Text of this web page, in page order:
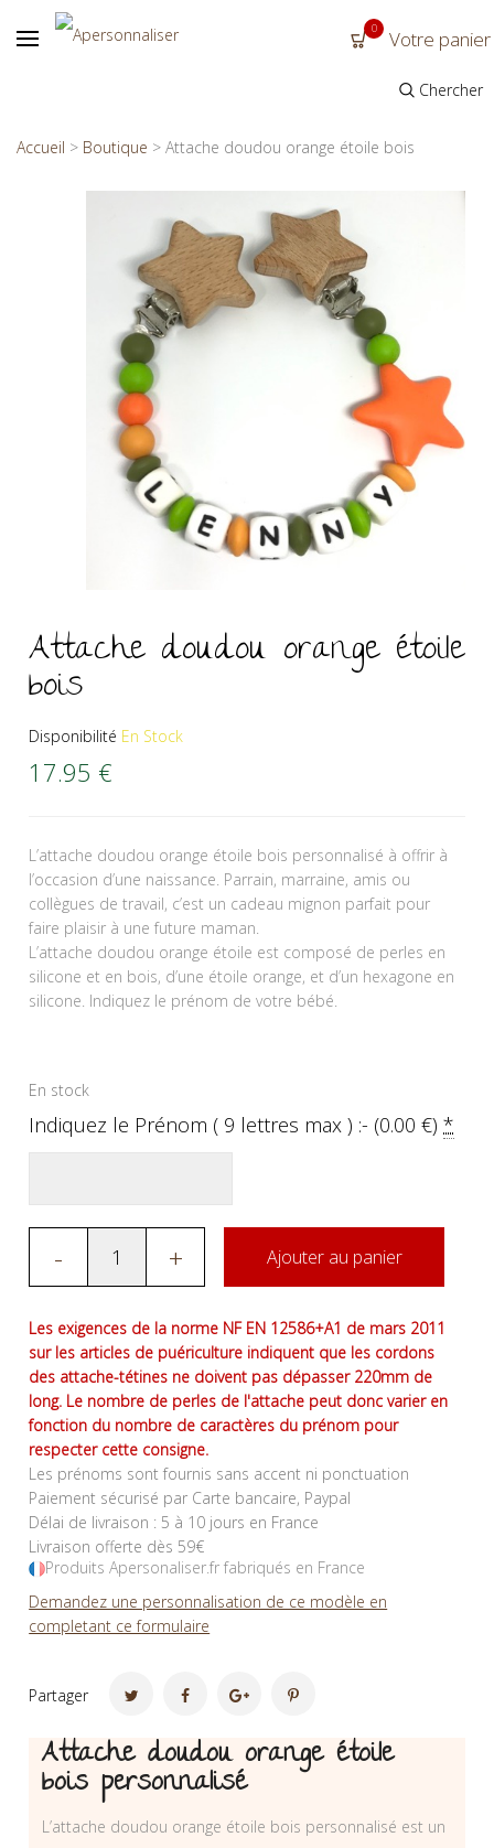
0 Votre panier
Chercher
Accueil > Boutique > Attache doudou orange étoile bois
Attache doudou orange étoile
bois
Disponibilité En Stock
17.95 €
L’attache doudou orange étoile bois personnalisé à offrir à
l’occasion d’une naissance. Parrain, marraine, amis ou
collègues de travail, c’est un cadeau mignon parfait pour
faire plaisir à une future maman.
L’attache doudou orange étoile est composé de perles en
silicone et en bois, d’une étoile orange, et d’un hexagone en
silicone. Indiquez le prénom de votre bébé.
En stock
Indiquez le Prénom ( 9 lettres max ) :- (0.00€)*
- + Ajouter au panier
Les exigences de la norme NF EN 12586+A1 de mars 2011
sur les articles de puériculture indiquent que les cordons
des attache-tétines ne doivent pas dépasser 220mm de
long. Le nombre de perles de l'attache peut donc varier en
fonction du nombre de caractères du prénom pour
respecter cette consigne.
Les prénoms sont fournis sans accent ni ponctuation
Paiement sécurisé par Carte bancaire, Paypal
Délai de livraison : 5 à 10 jours en France
Livraison offerte dès 59€
Produits Apersonaliser.fr fabriqués en France
Demandez une personnalisation de ce modèle en
completant ce formulaire
Partager
Attache doudou orange étoile
bois personnalisé
L’attache doudou orange étoile bois personnalisé est un